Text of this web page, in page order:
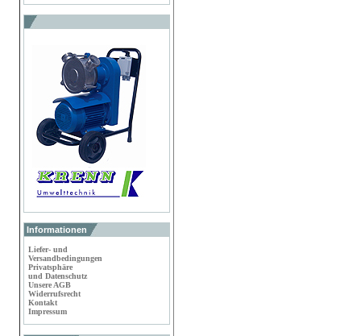
Informationen
Liefer- und
Versandbedingungen
Privatsphäre
und Datenschutz
Unsere AGB
Widerrufsrecht
Kontakt
Impressum